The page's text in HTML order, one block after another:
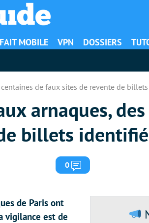
MOBILE VPN DOSSIERS
de faux sites de revente de
arnaques, des
billets
0 Commentaires
de Paris ont
vigilance est de